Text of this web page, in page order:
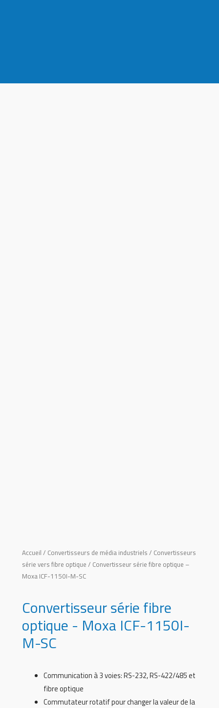
Accueil / Convertisseurs de média industriels / Convertisseurs
série vers fibre optique / Convertisseur série fibre optique –
Moxa ICF-1150I-M-SC
Convertisseur série fibre
optique - Moxa ICF-1150I-
M-SC
Communication à 3 voies: RS-232, RS-422/485 et
fibre optique
Commutateur rotatif pour changer la valeur de la